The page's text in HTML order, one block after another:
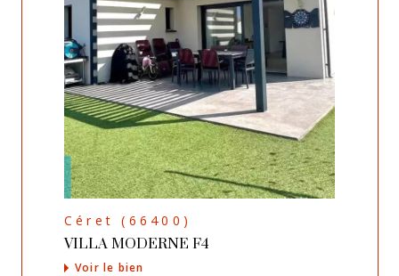
Céret (66400)
VILLA MODERNE F4
Voir le bien